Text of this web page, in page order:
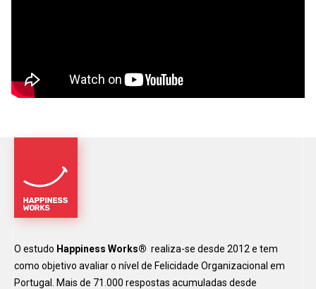
O estudo Happiness Works® realiza-se desde 2012 e tem
como objetivo avaliar o nível de Felicidade Organizacional em
Portugal. Mais de 71.000 respostas acumuladas desde